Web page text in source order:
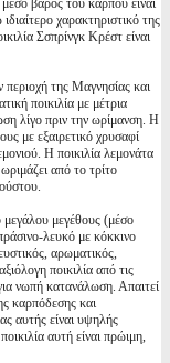
βάρος του καρπού είναι
χαρακτηριστικό της
Σσπρίνγκ Κρέστ είναι
περιοχή της Μαγνησίας και
ποικιλία με μέτρια
λίγο πριν την ωρίμανση. Η
με εξαιρετικό χρυσαφί
Η ποικιλία λεμονάτα
από το τρίτο
μεγέθους (μέσο
λευκό με κόκκινο
αρωματικός,
ποικιλία από τις
νωπή κατανάλωση. Απαιτεί
καρπόδεσης και
αυτής είναι υψηλής
αυτή είναι πρώιμη,